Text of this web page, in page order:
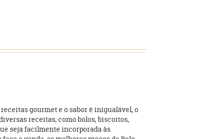
gourmet e o sabor é inigualável, o
receitas, como bolos, biscoitos,
seja facilmente incorporada às